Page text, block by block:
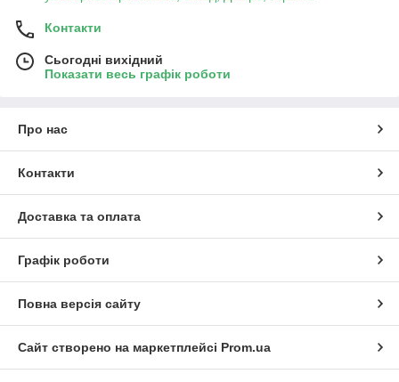
Контакти
Сьогодні вихідний
Показати весь графік роботи
Про нас
Контакти
Доставка та оплата
Графік роботи
Повна версія сайту
Сайт створено на маркетплейсі Prom.ua